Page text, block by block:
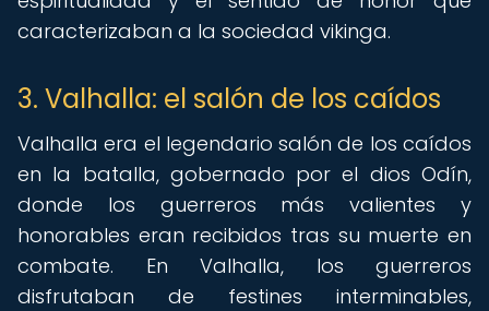
caracterizaban a la sociedad vikinga.
3. Valhalla: el salón de los caídos
Valhalla era el legendario salón de los caídos
en la batalla, gobernado por el dios Odín,
donde los guerreros más valientes y
honorables eran recibidos tras su muerte en
combate. En Valhalla, los guerreros
disfrutaban de festines interminables,